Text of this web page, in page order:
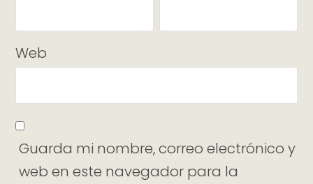
Web
Guarda mi nombre, correo electrónico y
web en este navegador para la